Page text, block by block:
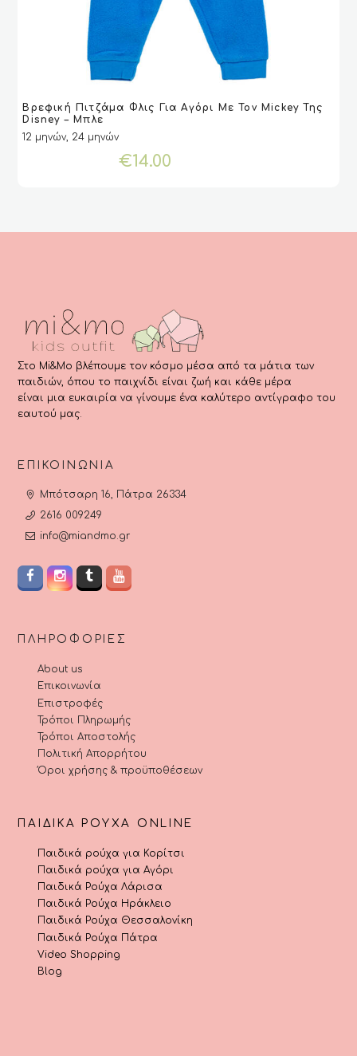
VIEW
VIEW
το
έχει
προϊόντος
Βρεφική Πιτζάμα Φλις Για Αγόρι Με Τον Mickey Της
Disney – Μπλε
12 μηνών, 24 μηνών
€14.00
Στο Mi&Mo βλέπουμε τον κόσμο μέσα από τα μάτια των
παιδιών, όπου το παιχνίδι είναι ζωή και κάθε μέρα
είναι μια ευκαιρία να γίνουμε ένα καλύτερο αντίγραφο του
εαυτού μας.
ΕΠΙΚΟΙΝΩΝΊΑ
Μπότσαρη 16, Πάτρα 26334
2616 009249
info@miandmo.gr
ΠΛΗΡΟΦΟΡΊΕΣ
About us
Επικοινωνία
Επιστροφές
Τρόποι Πληρωμής
Τρόποι Αποστολής
Πολιτική Απορρήτου
Όροι χρήσης & προϋποθέσεων
ΠΑΙΔΙΚΆ ΡΟΎΧΑ ONLINE
Παιδικά ρούχα για Κορίτσι
Παιδικά ρούχα για Αγόρι
Παιδικά Ρούχα Λάρισα
Παιδικά Ρούχα Ηράκλειο
Παιδικά Ρούχα Θεσσαλονίκη
Παιδικά Ρούχα Πάτρα
Video Shopping
Blog